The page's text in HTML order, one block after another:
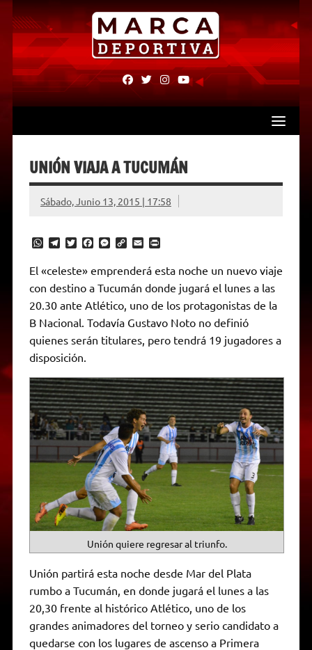
Skip
content
fab
fa-
fab
fa-
fab fab
UNIÓN VIAJA A TUCUMÁN
Sábado, Junio 13, 2015 | 17:58
W
t
s
A
p
p
T
l
e
g
a
m
T
t
t
r
F
e
b
o
o
k
M
s
e
n
g
e
C
y
L
n
k
E
a
i
l
P
n
t
r
i
n
y
El «celeste» emprenderá esta noche un nuevo viaje
con destino a Tucumán donde jugará el lunes a las
20.30 ante Atlético, uno de los protagonistas de la
B Nacional. Todavía Gustavo Noto no definió
quienes serán titulares, pero tendrá 19 jugadores a
disposición.
Unión quiere regresar al triunfo.
Unión partirá esta noche desde Mar del Plata
rumbo a Tucumán, en donde jugará el lunes a las
20,30 frente al histórico Atlético, uno de los
grandes animadores del torneo y serio candidato a
quedarse con los lugares de ascenso a Primera